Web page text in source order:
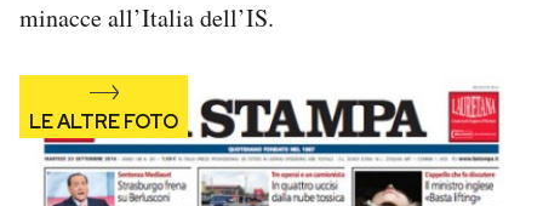
Regala il Post
Esci
minacce all’Italia dell’IS.